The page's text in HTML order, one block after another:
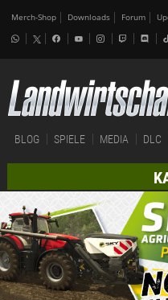
Merch-Shop Downloads Forum
BLOG SPIELE MEDIA DLC